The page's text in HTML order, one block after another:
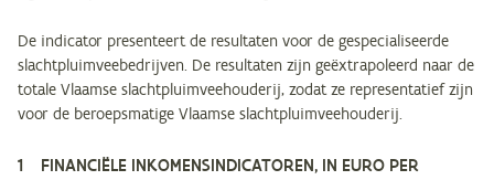
De indicator presenteert de resultaten voor de gespecialiseerde
slachtpluimveebedrijven. De resultaten zijn geëxtrapoleerd naar de
totale Vlaamse slachtpluimveehouderij, zodat ze representatief zijn
voor de beroepsmatige Vlaamse slachtpluimveehouderij.
1 FINANCIËLE INKOMENSINDICATOREN, IN EURO PER